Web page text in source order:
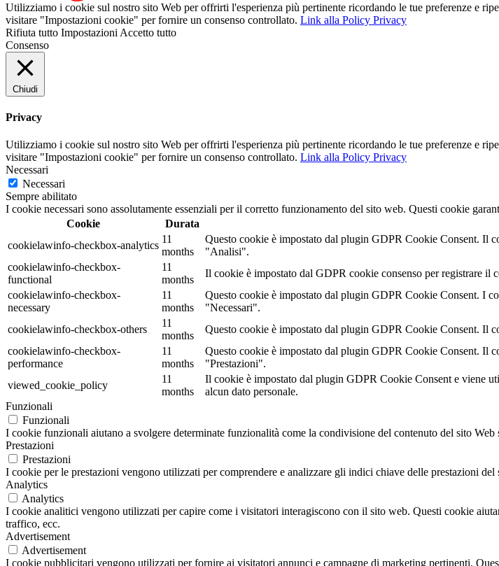
Utilizziamo i cookie sul nostro sito Web per offrirti l'esperienza più pertinente ricordando le tue preferenze e
visitare "Impostazioni cookie" per fornire un consenso controllato. Link alla Policy Privacy
Rifiuta tutto Impostazioni Accetto tutto
Consenso
Chiudi
Privacy
Utilizziamo i cookie sul nostro sito Web per offrirti l'esperienza più pertinente ricordando le tue preferenze e
visitare "Impostazioni cookie" per fornire un consenso controllato. Link alla Policy Privacy
Necessari
Necessari
Sempre abilitato
I cookie necessari sono assolutamente essenziali per il corretto funzionamento del sito web. Questi cookie
Cookie
Durata
cookielawinfo-checkbox-analytics
11
months
Questo cookie è impostato dal plugin GDPR Cookie Consent. Il
"Analisi".
cookielawinfo-checkbox-
functional
11
months
Il cookie è impostato dal GDPR cookie consenso per registrare
cookielawinfo-checkbox-
necessary
11
months
Questo cookie è impostato dal plugin GDPR Cookie Consent. I
"Necessari".
cookielawinfo-checkbox-others
11
months
Questo cookie è impostato dal plugin GDPR Cookie Consent. Il
cookielawinfo-checkbox-
performance
11
months
Questo cookie è impostato dal plugin GDPR Cookie Consent. Il
"Prestazioni".
viewed_cookie_policy
11
months
Il cookie è impostato dal plugin GDPR Cookie Consent e viene
alcun dato personale.
Funzionali
Funzionali
I cookie funzionali aiutano a svolgere determinate funzionalità come la condivisione del contenuto del sito
Prestazioni
Prestazioni
I cookie per le prestazioni vengono utilizzati per comprendere e analizzare gli indici chiave delle prestazioni
Analytics
Analytics
I cookie analitici vengono utilizzati per capire come i visitatori interagiscono con il sito web. Questi cookie
traffico, ecc.
Advertisement
Advertisement
I cookie pubblicitari vengono utilizzati per fornire ai visitatori annunci e campagne di marketing pertinenti.